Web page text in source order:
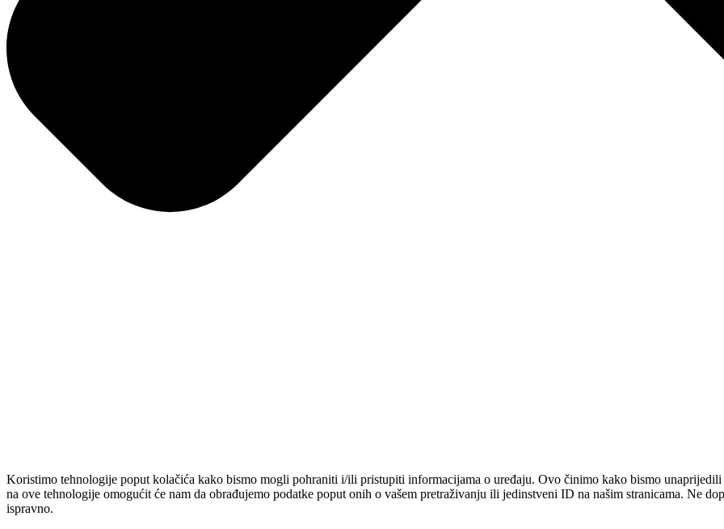
Koristimo tehnologije poput kolačića kako bismo mogli pohraniti i/ili pristupiti informacijama o uređaju. Ovo činimo kako bismo
na ove tehnologije omogućit će nam da obrađujemo podatke poput onih o vašem pretraživanju ili jedinstveni ID na našim stranicama. Ne
ispravno.